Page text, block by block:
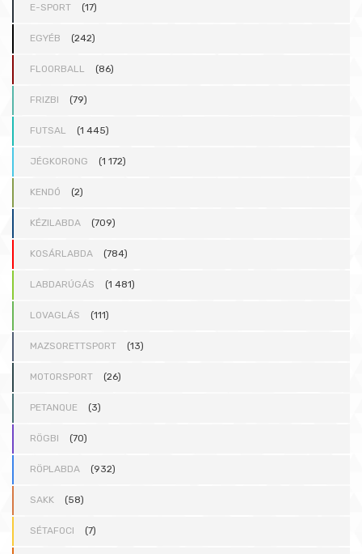
E-SPORT (17)
EGYÉB (242)
FLOORBALL (86)
FRIZBI (79)
FUTSAL (1 445)
JÉGKORONG (1 172)
KENDÓ (2)
KÉZILABDA (709)
KOSÁRLABDA (784)
LABDARÚGÁS (1 481)
LOVAGLÁS (111)
MAZSORETTSPORT (13)
MOTORSPORT (26)
PETANQUE (3)
RÖGBI (70)
RÖPLABDA (932)
SAKK (58)
SÉTAFOCI (7)